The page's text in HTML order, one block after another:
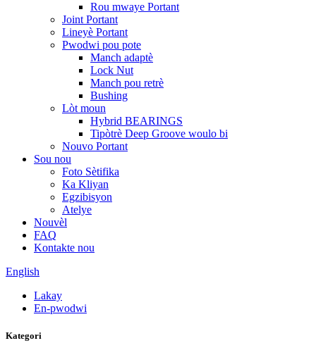
Rou mwaye Portant
Joint Portant
Lineyè Portant
Pwodwi pou pote
Manch adaptè
Lock Nut
Manch pou retrè
Bushing
Lòt moun
Hybrid BEARINGS
Tipòtrè Deep Groove woulo bi
Nouvo Portant
Sou nou
Foto Sètifika
Ka Kliyan
Egzibisyon
Atelye
Nouvèl
FAQ
Kontakte nou
English
Lakay
En-pwodwi
Kategori